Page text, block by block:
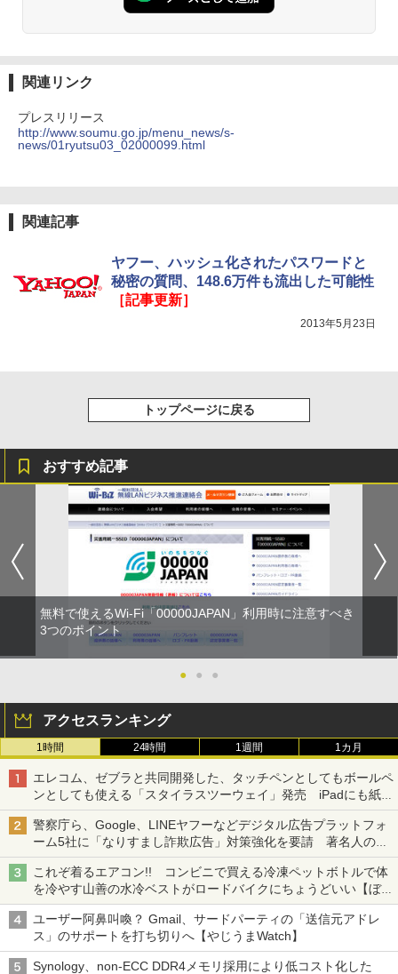
関連リンク
プレスリリース
http://www.soumu.go.jp/menu_news/s-
news/01ryutsu03_02000099.html
関連記事
ヤフー、ハッシュ化されたパスワードと
秘密の質問、148.6万件も流出した可能性
［記事更新］
2013年5月23日
トップページに戻る
おすすめ記事
無料で使えるWi-Fi「00000JAPAN」利用時に注意すべき
3つのポイント
● ● ●
アクセスランキング
1時間 24時間 1週間 1カ月
エレコム、ゼブラと共同開発した、タッチペンとしてもボールペ
ンとしても使える「スタイラスツーウェイ」発売 iPadにも紙に
も、持ち替えずに書き込める
警察庁ら、Google、LINEヤフーなどデジタル広告プラットフォ
ーム5社に「なりすまし詐欺広告」対策強化を要請 著名人の写
真や映像を使った投資詐欺などへの対策として
これぞ着るエアコン!! コンビニで買える冷凍ペットボトルで体
を冷やす山善の水冷ベストがロードバイクにちょうどいい【ぼっ
ち・ざ・ろーど！その14】【空いた時間でなにしてる？】
ユーザー阿鼻叫喚？ Gmail、サードパーティの「送信元アドレ
ス」のサポートを打ち切りへ【やじうまWatch】
Synology、non-ECC DDR4メモリ採用により低コスト化した